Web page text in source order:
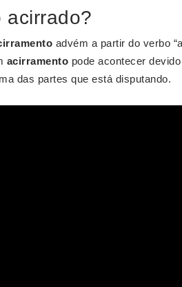
acirrado?
advém a partir do verbo
acirramento pode acontecer
das partes que está disputando.